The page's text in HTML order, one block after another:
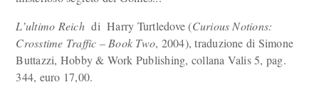
L’ultimo Reichdi Harry Turtledove (Curious Notions:
Crosstime Traffic – Book Two, 2004), traduzione di Simone
Buttazzi, Hobby & Work Publishing, collana Valis 5, pag.
344, euro 17,00.